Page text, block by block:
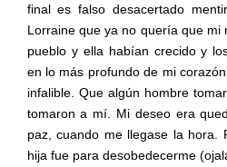
final es falso desacertado
Lorraine que ya no quería que mi
pueblo y ella habían crecido y
en lo más profundo de mi
infalible. Que algún hombre
tomaron a mí. Mi deseo era
paz, cuando me llegase la hora.
hija fue para desobedecerme